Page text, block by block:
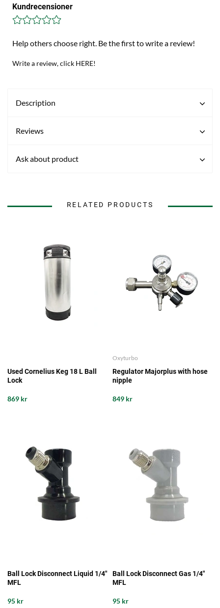
Kundrecensioner
Help others choose right. Be the first to write a review!
Write a review, click HERE!
Description
Reviews
Ask about product
RELATED PRODUCTS
Used Cornelius Keg 18 L Ball
Lock
869 kr
Oxyturbo
Regulator Majorplus with hose
nipple
849 kr
Ball Lock Disconnect Liquid 1/4"
MFL
95 kr
Ball Lock Disconnect Gas 1/4"
MFL
95 kr